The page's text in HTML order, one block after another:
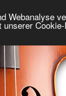
Webanalyse